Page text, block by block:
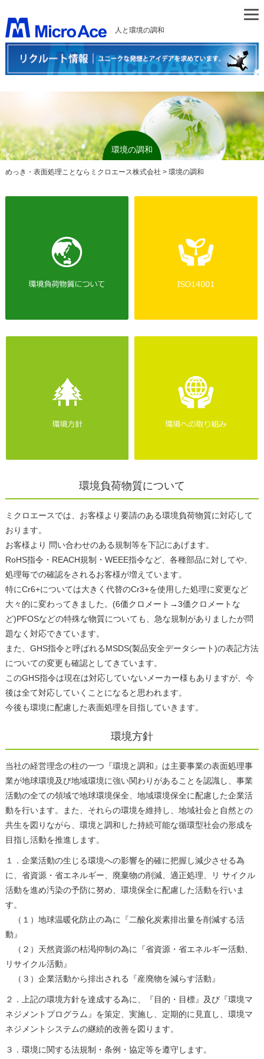
人と環境の調和
環境の調和
めっき・表面処理ことならミクロエース株式会社 > 環境の調和
環境負荷物質について
ミクロエースでは、お客様より要請のある環境負荷物質に対応して
おります。
お客様より 問い合わせのある規制等を下記にあげます。
RoHS指令・REACH規制・WEEE指令など、各種部品に対してや、
処理毎での確認をされるお客様が増えています。
特にCr6+については大きく代替のCr3+を使用した処理に変更など
大々的に変わってきました。(6価クロメート→3価クロメートな
ど)PFOSなどの特殊な物質についても、急な規制がありましたが問
題なく対応できています。
また、GHS指令と呼ばれるMSDS(製品安全データシート)の表記方法
についての変更も確認としてきています。
このGHS指令は現在は対応していないメーカー様もありますが、今
後は全て対応していくことになると思われます。
今後も環境に配慮した表面処理を目指していきます。
環境方針
当社の経営理念の柱の一つ『環境と調和』は主要事業の表面処理事
業が地球環境及び地域環境に強い関わりがあることを認識し、事業
活動の全ての領域で地球環境保全、地域環境保全に配慮した企業活
動を行います。また、それらの環境を維持し、地域社会と自然との
共生を図りながら、環境と調和した持続可能な循環型社会の形成を
目指し活動を推進します。
１．企業活動の生じる環境への影響を的確に把握し減少させる為
に、省資源・省エネルギー、廃棄物の削減、適正処理、リ サイクル
活動を進め汚染の予防に努め、環境保全に配慮した活動を行いま
す。
（１）地球温暖化防止の為に『二酸化炭素排出量を削減する活
動』
（２）天然資源の枯渇抑制の為に『省資源・省エネルギー活動、
リサイクル活動』
（３）企業活動から排出される『産廃物を減らす活動』
２．上記の環境方針を達成する為に、『目的・目標』及び『環境マ
ネジメントプログラム』を策定、実施し、定期的に見直し、環境マ
ネジメントシステムの継続的改善を図ります。
３．環境に関する法規制・条例・協定等を遵守します。